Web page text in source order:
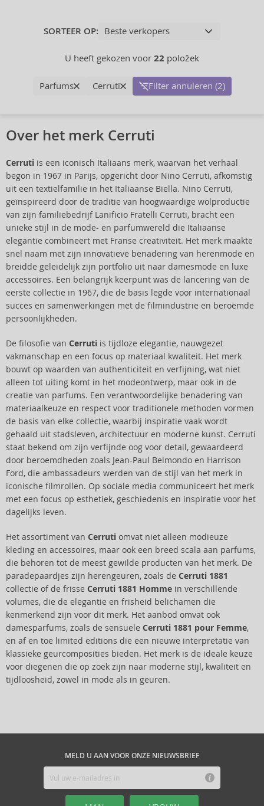
SORTEER OP:
U heeft gekozen voor 22 položek
Parfums Cerruti Filter annuleren (2)
Over het merk Cerruti
Cerruti is een iconisch Italiaans merk, waarvan het verhaal
begon in 1967 in Parijs, opgericht door Nino Cerruti, afkomstig
uit een textielfamilie in het Italiaanse Biella. Nino Cerruti,
geïnspireerd door de traditie van hoogwaardige wolproductie
van zijn familiebedrijf Lanificio Fratelli Cerruti, bracht een
unieke stijl in de mode- en parfumwereld die Italiaanse
elegantie combineert met Franse creativiteit. Het merk maakte
snel naam met zijn innovatieve benadering van herenmode en
breidde geleidelijk zijn portfolio uit naar damesmode en luxe
accessoires. Een belangrijk keerpunt was de lancering van de
eerste collectie in 1967, die de basis legde voor internationaal
succes en samenwerkingen met de filmindustrie en beroemde
persoonlijkheden.
De filosofie van Cerruti is tijdloze elegantie, nauwgezet
vakmanschap en een focus op materiaal kwaliteit. Het merk
bouwt op waarden van authenticiteit en verfijning, wat niet
alleen tot uiting komt in het modeontwerp, maar ook in de
creatie van parfums. Een verantwoordelijke benadering van
materiaalkeuze en respect voor traditionele methoden vormen
de basis van elke collectie, waarbij inspiratie vaak wordt
gehaald uit stadsleven, architectuur en moderne kunst. Cerruti
staat bekend om zijn verfijnde oog voor detail, gewaardeerd
door beroemdheden zoals Jean-Paul Belmondo en Harrison
Ford, die ambassadeurs werden van de stijl van het merk in
iconische filmrollen. Op sociale media communiceert het merk
met een focus op esthetiek, geschiedenis en inspiratie voor het
dagelijks leven.
Het assortiment van Cerruti omvat niet alleen modieuze
kleding en accessoires, maar ook een breed scala aan parfums,
die behoren tot de meest gewilde producten van het merk. De
paradepaardjes zijn herengeuren, zoals de Cerruti 1881
collectie of de frisse Cerruti 1881 Homme in verschillende
volumes, die de elegantie en frisheid belichamen die
kenmerkend zijn voor dit merk. Het aanbod omvat ook
damesparfums, zoals de sensuele Cerruti 1881 pour Femme,
en af en toe limited editions die een nieuwe interpretatie van
klassieke geurcomposities bieden. Het merk is de ideale keuze
voor diegenen die op zoek zijn naar moderne stijl, kwaliteit en
tijdloosheid, zowel in mode als in geuren.
MELD U AAN VOOR ONZE NIEUWSBRIEF